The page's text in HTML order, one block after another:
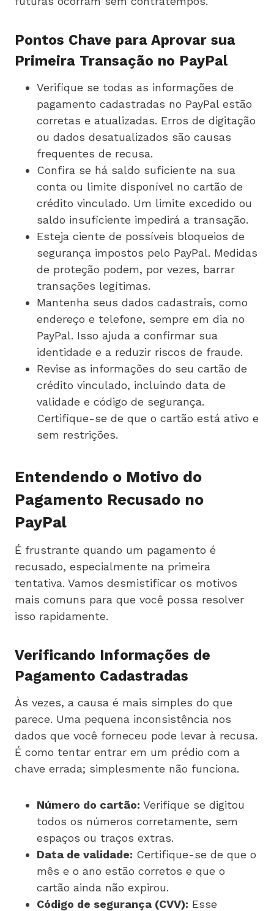
Pontos Chave para Aprovar sua
Primeira Transação no PayPal
Verifique se todas as informações de
pagamento cadastradas no PayPal estão
corretas e atualizadas. Erros de digitação
ou dados desatualizados são causas
frequentes de recusa.
Confira se há saldo suficiente na sua
conta ou limite disponível no cartão de
crédito vinculado. Um limite excedido ou
saldo insuficiente impedirá a transação.
Esteja ciente de possíveis bloqueios de
segurança impostos pelo PayPal. Medidas
de proteção podem, por vezes, barrar
transações legítimas.
Mantenha seus dados cadastrais, como
endereço e telefone, sempre em dia no
PayPal. Isso ajuda a confirmar sua
identidade e a reduzir riscos de fraude.
Revise as informações do seu cartão de
crédito vinculado, incluindo data de
validade e código de segurança.
Certifique-se de que o cartão está ativo e
sem restrições.
Entendendo o Motivo do
Pagamento Recusado no
PayPal
É frustrante quando um pagamento é
recusado, especialmente na primeira
tentativa. Vamos desmistificar os motivos
mais comuns para que você possa resolver
isso rapidamente.
Verificando Informações de
Pagamento Cadastradas
Às vezes, a causa é mais simples do que
parece. Uma pequena inconsistência nos
dados que você forneceu pode levar à recusa.
É como tentar entrar em um prédio com a
chave errada; simplesmente não funciona.
Número do cartão: Verifique se digitou
todos os números corretamente, sem
espaços ou traços extras.
Data de validade: Certifique-se de que o
mês e o ano estão corretos e que o
cartão ainda não expirou.
Código de segurança (CVV): Esse